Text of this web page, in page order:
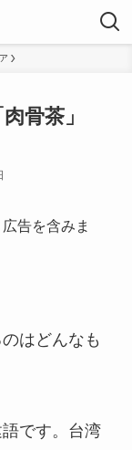
骨茶」
告を含みま
はどんなも
です。台湾